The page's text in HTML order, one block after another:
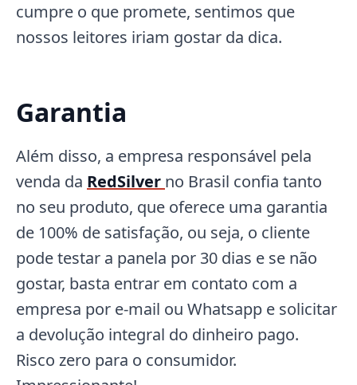
cumpre o que promete, sentimos que
nossos leitores iriam gostar da dica.
Garantia
Além disso, a empresa responsável pela
venda da RedSilver no Brasil confia tanto
no seu produto, que oferece uma garantia
de 100% de satisfação, ou seja, o cliente
pode testar a panela por 30 dias e se não
gostar, basta entrar em contato com a
empresa por e-mail ou Whatsapp e solicitar
a devolução integral do dinheiro pago.
Risco zero para o consumidor.